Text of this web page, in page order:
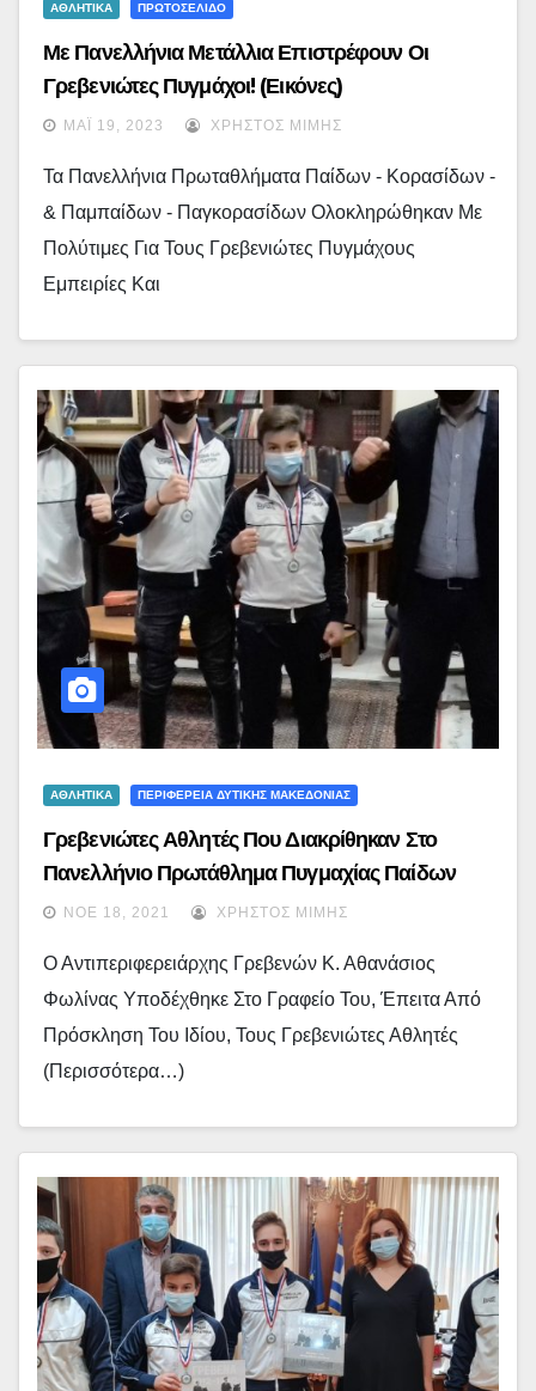
ΑΘΛΗΤΙΚΑ ΠΡΩΤΟΣΕΛΙΔΟ
Με Πανελλήνια Μετάλλια Επιστρέφουν Οι
Γρεβενιώτες Πυγμάχοι! (εικόνες)
ΜΆΙ 19, 2023 ΧΡΉΣΤΟΣ ΜΊΜΗΣ
Τα Πανελλήνια Πρωταθλήματα Παίδων - Κορασίδων -
& Παμπαίδων - Παγκορασίδων Ολοκληρώθηκαν Με
Πολύτιμες Για Τους Γρεβενιώτες Πυγμάχους
Εμπειρίες Και
ΑΘΛΗΤΙΚΑ ΠΕΡΙΦΕΡΕΙΑ ΔΥΤΙΚΗΣ ΜΑΚΕΔΟΝΙΑΣ
Γρεβενιώτες Αθλητές Που Διακρίθηκαν Στο
Πανελλήνιο Πρωτάθλημα Πυγμαχίας Παίδων
Κορασίδων & Παμπαίδων Παγκορασίδων,
Γρεβενών Θανάση Φωλίνα
ΝΟΈ 18, 2021 ΧΡΉΣΤΟΣ ΜΊΜΗΣ
Ο Αντιπεριφερειάρχης Γρεβενών Κ. Αθανάσιος
Φωλίνας Υποδέχθηκε Στο Γραφείο Του, Έπειτα Από
Πρόσκληση Του Ιδίου, Τους Γρεβενιώτες Αθλητές
(περισσότερα…)